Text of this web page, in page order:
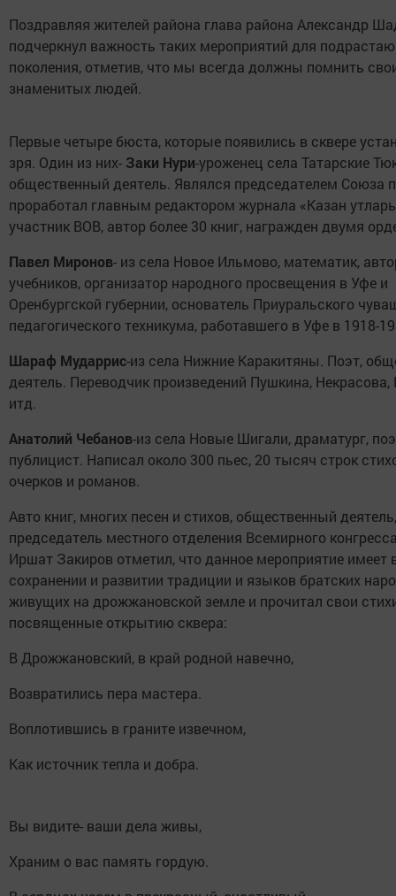
Поздравляя жителей района глава района Александр
подчеркнул важность таких мероприятий для
поколения, отметив, что мы всегда должны помнить
знаменитых людей.
Первые четыре бюста, которые появились в сквере
зря. Один из них- Заки Нури-уроженец села Татарские
общественный деятель. Являлся председателем Союза
проработал главным редактором журнала «Казан
участник ВОВ, автор более 30 книг, награжден двумя
Павел Миронов- из села Новое Ильмово, математик,
учебников, организатор народного просвещения в Уфе и
Оренбургской губернии, основатель Приуральского
педагогического техникума, работавшего в Уфе в 1918-
Шараф Мударрис-из села Нижние Каракитяны. Поэт,
деятель. Переводчик произведений Пушкина, Некрасова,
итд.
Анатолий Чебанов-из села Новые Шигали, драматург,
публицист. Написал около 300 пьес, 20 тысяч строк
очерков и романов.
Авто книг, многих песен и стихов, общественный деятель,
председатель местного отделения Всемирного
Иршат Закиров отметил, что данное мероприятие имеет
сохранении и развитии традиции и языков братских
живущих на дрожжановской земле и прочитал свои
посвященные открытию сквера:
В Дрожжановский, в край родной навечно,
Возвратились пера мастера.
Воплотившись в граните извечном,
Как источник тепла и добра.
Вы видите- ваши дела живы,
Храним о вас память гордую.